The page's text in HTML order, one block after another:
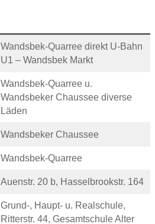
Wandsbek-Quarree direkt U-Bahn
U1 – Wandsbek Markt
Wandsbek-Quarree u.
Wandsbeker Chaussee diverse
Läden
Wandsbeker Chaussee
Wandsbek-Quarree
Auenstr. 20 b, Hasselbrookstr. 164
Grund-, Haupt- u. Realschule,
Ritterstr. 44, Gesamtschule Alter